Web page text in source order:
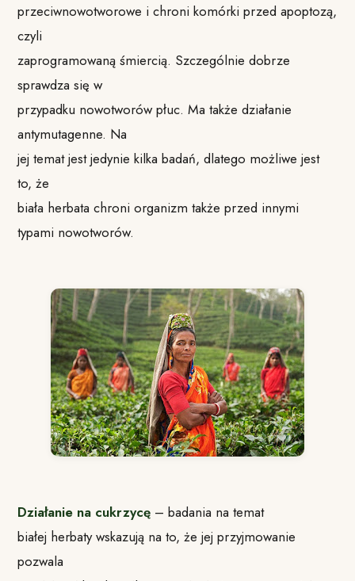
przeciwnowotworowe i chroni komórki przed apoptozą,
czyli
zaprogramowaną śmiercią. Szczególnie dobrze
sprawdza się w
przypadku nowotworów płuc. Ma także działanie
antymutagenne. Na
jej temat jest jedynie kilka badań, dlatego możliwe jest
to, że
biała herbata chroni organizm także przed innymi
typami nowotworów.
Działanie na cukrzycę – badania na temat
białej herbaty wskazują na to, że jej przyjmowanie
pozwala